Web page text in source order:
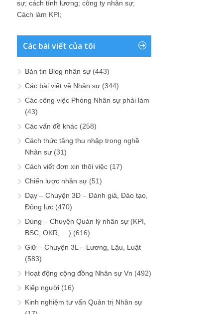
sự; cách tính lương; công ty nhân sự;
Cách làm KPI;
Các bài viết của tôi
Bản tin Blog nhân sự (443)
Các bài viết về Nhân sự (344)
Các công việc Phòng Nhân sự phải làm
(43)
Các vấn đề khác (258)
Cách thức tăng thu nhập trong nghề
Nhân sự (31)
Cách viết đơn xin thôi việc (17)
Chiến lược nhân sự (51)
Dạy – Chuyện 3Đ – Đánh giá, Đào tạo,
Động lực (470)
Dùng – Chuyện Quản lý nhân sự (KPI,
BSC, OKR, …) (616)
Giữ – Chuyện 3L – Lương, Lậu, Luật
(583)
Hoạt động cộng đồng Nhân sự Vn (492)
Kiếp người (16)
Kinh nghiệm tư vấn Quản trị Nhân sự